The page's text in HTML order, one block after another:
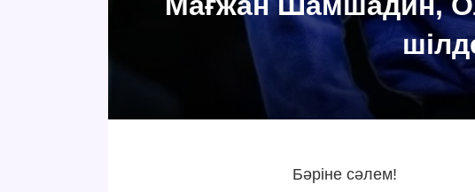
Бәріне сәлем!